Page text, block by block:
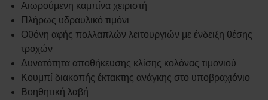
Αιωρούμενη καμπίνα χειριστή
Πλήρως υδραυλικό τιμόνι
Οθόνη αφής πολλαπλών λειτουργιών με ένδειξη θέσης
τροχών
Δυνατότητα αποθήκευσης κλίσης κολόνας τιμονιού
Κουμπί διακοπής έκτακτης ανάγκης στο υποβραχιόνιο
Βοηθητική λαβή